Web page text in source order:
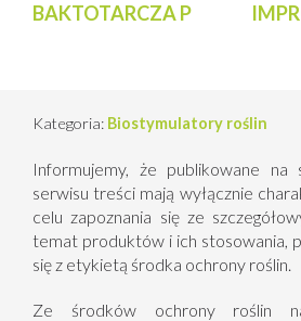
BAKTOTARCZA P
Kategoria: Biostymulatory roślin
Informujemy, że publikowane na
serwisu treści mają wyłącznie
celu zapoznania się ze
temat produktów i ich stosowania,
się z etykietą środka ochrony roślin.
Ze środków ochrony roślin